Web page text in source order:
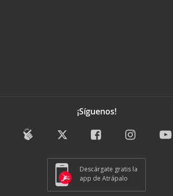
¡Síguenos!
Descárgate gratis la
app de Atrápalo